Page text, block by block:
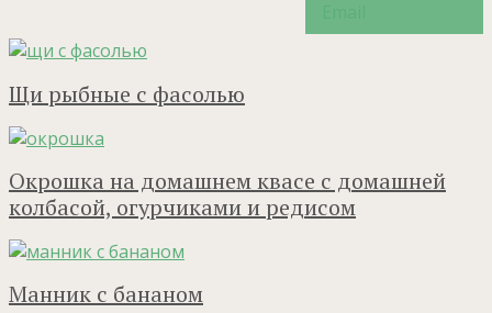
Щи рыбные с фасолью
Окрошка на домашнем квасе с домашней
колбасой, огурчиками и редисом
Манник с бананом